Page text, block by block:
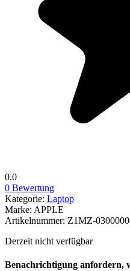
0.0
0 Bewertung
Kategorie: Laptop
Marke: APPLE
Artikelnummer: Z1MZ-
Derzeit nicht verfügbar
Benachrichtigung anfordern,